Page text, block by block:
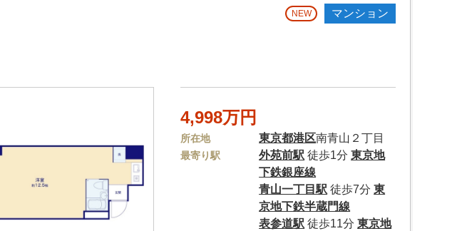
NEW マンション
4,998万円
所在地 東京都港区南青山２丁目
最寄り駅 外苑前駅 徒歩1分東京地
下鉄銀座線
青山一丁目駅 徒歩7分東
京地下鉄半蔵門線
表参道駅 徒歩11分東京地